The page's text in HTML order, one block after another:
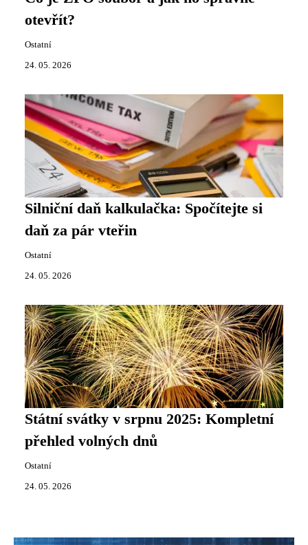
otevřít?
Ostatní
24. 05. 2026
Silniční daň kalkulačka: Spočítejte si
daň za pár vteřin
Ostatní
24. 05. 2026
Státní svátky v srpnu 2025: Kompletní
přehled volných dnů
Ostatní
24. 05. 2026